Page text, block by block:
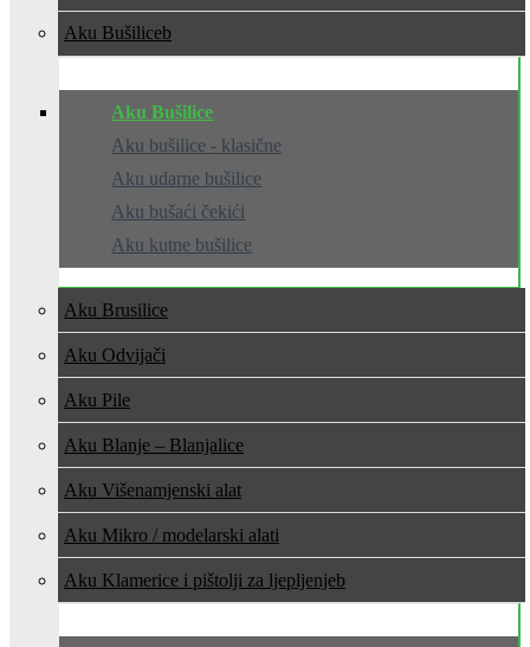
Aku Bušilice
Aku Bušilice
Aku bušilice - klasične
Aku udarne bušilice
Aku bušaći čekići
Aku kutne bušilice
Aku Brusilice
Aku Odvijači
Aku Pile
Aku Blanje – Blanjalice
Aku Višenamjenski alat
Aku Mikro / modelarski alati
Aku Klamerice i pištolji za ljepljenje